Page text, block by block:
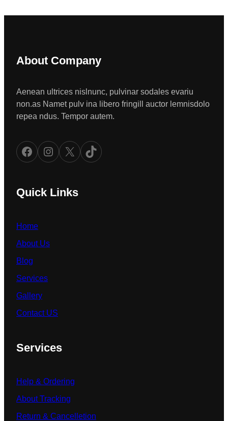
About Company
Aenean ultrices nislnunc, pulvinar sodales evariu
non.as Namet pulv ina libero fringill auctor lemnisdolo
repea ndus. Tempor autem.
Facebook Instagram X TikTok
Quick Links
Home
About Us
Blog
Services
Gallery
Contact US
Services
Help & Ordering
About Tracking
Return & Cancelletion